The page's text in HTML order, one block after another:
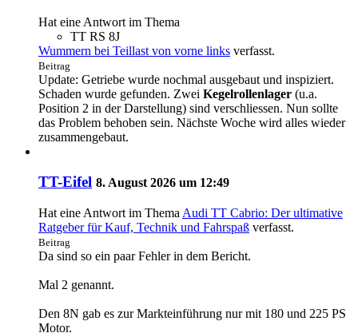
Hat eine Antwort im Thema
TT RS 8J
Wummern bei Teillast von vorne links verfasst.
Beitrag
Update: Getriebe wurde nochmal ausgebaut und inspiziert.
Schaden wurde gefunden. Zwei Kegelrollenlager (u.a.
Position 2 in der Darstellung) sind verschliessen. Nun sollte
das Problem behoben sein. Nächste Woche wird alles wieder
zusammengebaut.
TT-Eifel 8. August 2026 um 12:49
Hat eine Antwort im Thema Audi TT Cabrio: Der ultimative
Ratgeber für Kauf, Technik und Fahrspaß verfasst.
Beitrag
Da sind so ein paar Fehler in dem Bericht.
Mal 2 genannt.
Den 8N gab es zur Markteinführung nur mit 180 und 225 PS
Motor.